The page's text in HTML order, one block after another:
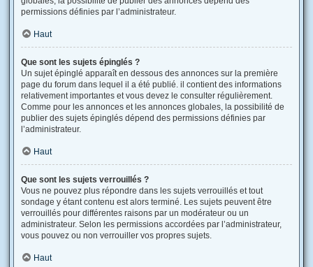
permissions définies par l’administrateur.
Haut
Que sont les sujets épinglés ?
Un sujet épinglé apparaît en dessous des annonces sur la première
page du forum dans lequel il a été publié. il contient des informations
relativement importantes et vous devez le consulter régulièrement.
Comme pour les annonces et les annonces globales, la possibilité de
publier des sujets épinglés dépend des permissions définies par
l’administrateur.
Haut
Que sont les sujets verrouillés ?
Vous ne pouvez plus répondre dans les sujets verrouillés et tout
sondage y étant contenu est alors terminé. Les sujets peuvent être
verrouillés pour différentes raisons par un modérateur ou un
administrateur. Selon les permissions accordées par l’administrateur,
vous pouvez ou non verrouiller vos propres sujets.
Haut